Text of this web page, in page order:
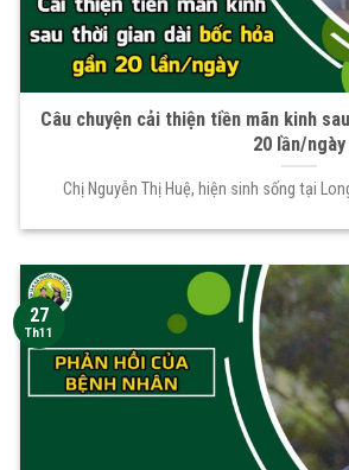
Câu chuyện cải thiện tiền mãn kinh
20 lần/ngày
Chị Nguyễn Thị Huệ, hiện sinh sống tại
27
Th11